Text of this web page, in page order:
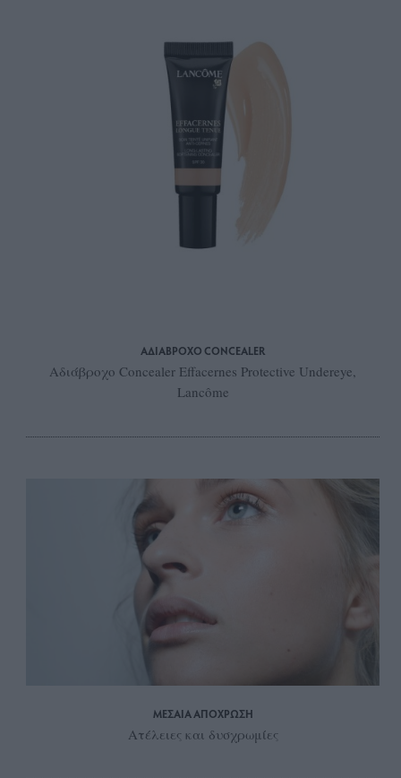
ΑΔΙΑΒΡΟΧΟ CONCEALER
Αδιάβροχο Concealer Effacernes Protective Undereye,
Lancôme
ΜΕΣΑΙΑ ΑΠΟΧΡΩΣΗ
Ατέλειες και δυσχρωμίες